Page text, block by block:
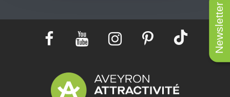
Newsletter